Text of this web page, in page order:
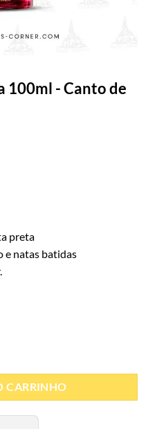
100ml - Canto de
preta
e natas batidas
CARRINHO